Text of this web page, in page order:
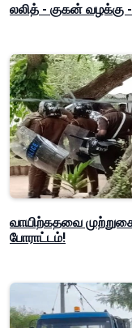
லலித் - குகன் வழக்கு
வாயிற்கதவை
போராட்டம்!